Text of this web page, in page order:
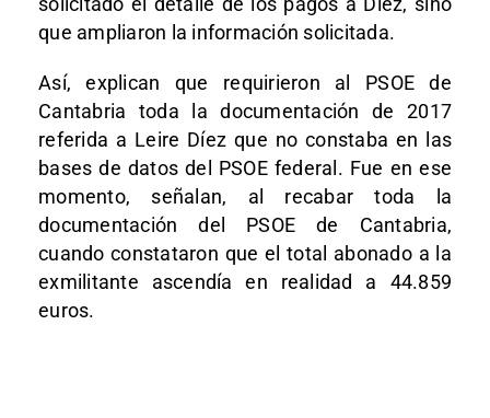
que ampliaron la información solicitada.
Así, explican que requirieron al PSOE de
Cantabria toda la documentación de 2017
referida a Leire Díez que no constaba en las
bases de datos del PSOE federal. Fue en ese
momento, señalan, al recabar toda la
documentación del PSOE de Cantabria,
cuando constataron que el total abonado a la
exmilitante ascendía en realidad a 44.859
euros.